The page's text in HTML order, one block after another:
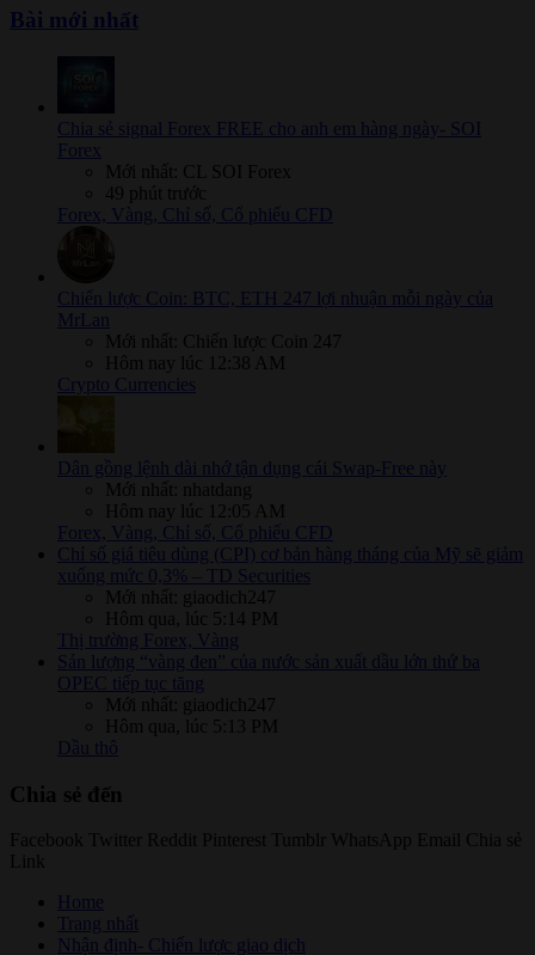
Bài mới nhất
Chia sẻ signal Forex FREE cho anh em hàng ngày- SOI
Forex
Mới nhất: CL SOI Forex
49 phút trước
Forex, Vàng, Chỉ số, Cổ phiếu CFD
Chiến lược Coin: BTC, ETH 247 lợi nhuận mỗi ngày của
MrLan
Mới nhất: Chiến lược Coin 247
Hôm nay lúc 12:38 AM
Crypto Currencies
Dân gồng lệnh dài nhớ tận dụng cái Swap-Free này
Mới nhất: nhatdang
Hôm nay lúc 12:05 AM
Forex, Vàng, Chỉ số, Cổ phiếu CFD
Chỉ số giá tiêu dùng (CPI) cơ bản hàng tháng của Mỹ sẽ giảm
xuống mức 0,3% – TD Securities
Mới nhất: giaodich247
Hôm qua, lúc 5:14 PM
Thị trường Forex, Vàng
Sản lượng “vàng đen” của nước sản xuất dầu lớn thứ ba
OPEC tiếp tục tăng
Mới nhất: giaodich247
Hôm qua, lúc 5:13 PM
Dầu thô
Chia sẻ đến
Facebook Twitter Reddit Pinterest Tumblr WhatsApp Email
Chia sẻ
Link
Home
Trang nhất
Nhận định- Chiến lược giao dịch